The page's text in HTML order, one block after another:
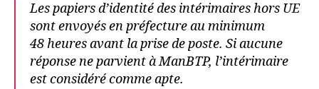
Les papiers d’identité des intérimaires hors UE
sont envoyés en préfecture au minimum
48 heures avant la prise de poste. Si aucune
réponse ne parvient à ManBTP, l’intérimaire
est considéré comme apte.